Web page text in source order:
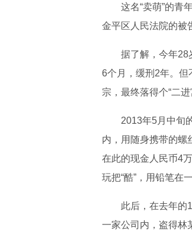
这名“卖萌”的青年
金平区人民法院的被
据了解，今年28岁
6个月，缓刑2年。但
宗，最终落得个“二进
2013年5月中旬的
内，用随身携带的螺
在此的现金人民币4
玩把“酷”，用铅笔在
此后，在去年的11
一家公司内，盗得林